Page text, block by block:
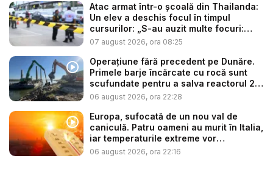
Atac armat într-o școală din Thailanda:
Un elev a deschis focul în timpul
cursurilor: „S-au auzit multe focuri:
ba...
07 august 2026, ora 08:25
Operațiune fără precedent pe Dunăre.
Primele barje încărcate cu rocă sunt
scufundate pentru a salva reactorul 2
...
06 august 2026, ora 22:28
Europa, sufocată de un nou val de
caniculă. Patru oameni au murit în Italia,
iar temperaturile extreme vor
continua...
06 august 2026, ora 22:16